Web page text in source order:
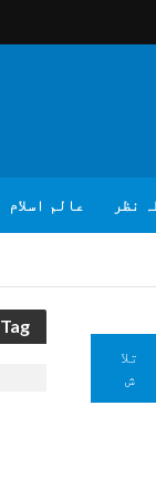
نظر عالم اسلام
Tag - مغربی پاکستان
تلا
ش